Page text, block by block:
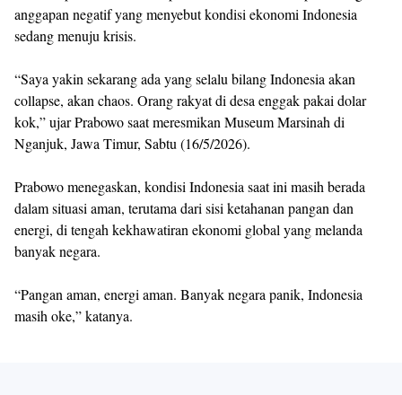
anggapan negatif yang menyebut kondisi ekonomi Indonesia
sedang menuju krisis.
“Saya yakin sekarang ada yang selalu bilang Indonesia akan
collapse, akan chaos. Orang rakyat di desa enggak pakai dolar
kok,” ujar Prabowo saat meresmikan Museum Marsinah di
Nganjuk, Jawa Timur, Sabtu (16/5/2026).
Prabowo menegaskan, kondisi Indonesia saat ini masih berada
dalam situasi aman, terutama dari sisi ketahanan pangan dan
energi, di tengah kekhawatiran ekonomi global yang melanda
banyak negara.
“Pangan aman, energi aman. Banyak negara panik, Indonesia
masih oke,” katanya.